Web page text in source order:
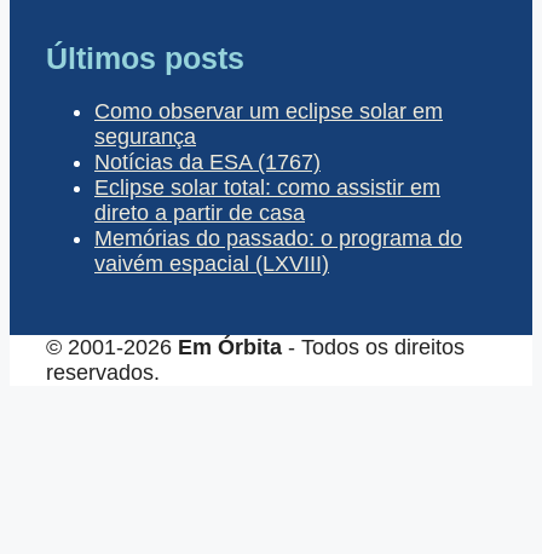
Últimos posts
Como observar um eclipse solar em
segurança
Notícias da ESA (1767)
Eclipse solar total: como assistir em
direto a partir de casa
Memórias do passado: o programa do
vaivém espacial (LXVIII)
© 2001-2026 Em Órbita - Todos os direitos
reservados.